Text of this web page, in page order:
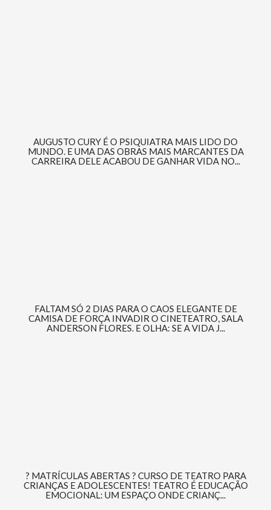
AUGUSTO CURY É O PSIQUIATRA MAIS LIDO DO
MUNDO. E UMA DAS OBRAS MAIS MARCANTES DA
CARREIRA DELE ACABOU DE GANHAR VIDA NO...
FALTAM SÓ 2 DIAS PARA O CAOS ELEGANTE DE
CAMISA DE FORÇA INVADIR O CINETEATRO, SALA
ANDERSON FLORES. E OLHA: SE A VIDA J...
? MATRÍCULAS ABERTAS ? CURSO DE TEATRO PARA
CRIANÇAS E ADOLESCENTES! TEATRO É EDUCAÇÃO
EMOCIONAL: UM ESPAÇO ONDE CRIANÇ...